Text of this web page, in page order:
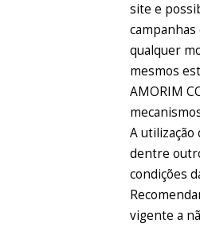
site e
campanhas
qualquer
mesmos
AMORIM
A utilização
dentre
condições
vigente a